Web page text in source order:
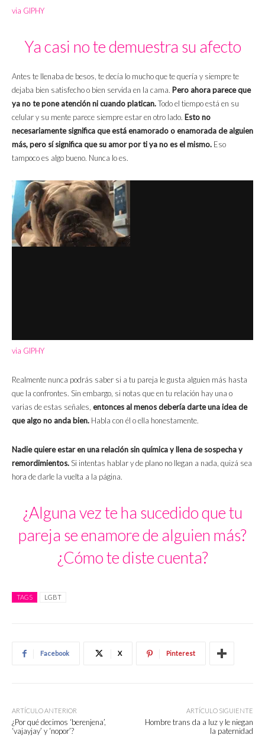
via GIPHY
Ya casi no te demuestra su afecto
Antes te llenaba de besos, te decía lo mucho que te quería y siempre te
dejaba bien satisfecho o bien servida en la cama. Pero ahora parece que
ya no te pone atención ni cuando platican.Todo el tiempo está en su
celular y su mente parece siempre estar en otro lado. Esto no
necesariamente significa que está enamorado o enamorada de alguien
más, pero sí significa que su amor por ti ya no es el mismo. Eso
tampoco es algo bueno. Nunca lo es.
via GIPHY
Realmente nunca podrás saber si a tu pareja le gusta alguien más hasta
que la confrontes. Sin embargo, si notas que en tu relación hay una o
varias de estas señales, entonces al menos debería darte una idea de
que algo no anda bien. Habla con él o ella honestamente.
Nadie quiere estar en una relación sin química y llena de sospecha y
remordimientos. Si intentas hablar y de plano no llegan a nada, quizá sea
hora de darle la vuelta a la página.
¿Alguna vez te ha sucedido que tu
pareja se enamore de alguien más?
¿Cómo te diste cuenta?
TAGS LGBT
Facebook X Pinterest
ARTÍCULO ANTERIOR
¿Por qué decimos ‘berenjena’,
‘vajayjay’ y ‘nopor’?
ARTÍCULO SIGUIENTE
Hombre trans da a luz y le niegan
la paternidad